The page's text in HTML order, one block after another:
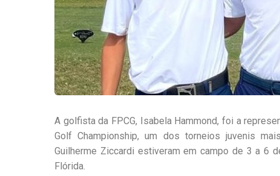
A golfista da FPCG, Isabela Hammond, foi a
Golf Championship, um dos torneios juvenis
Guilherme Ziccardi estiveram em campo de 3 a 6
Flórida.